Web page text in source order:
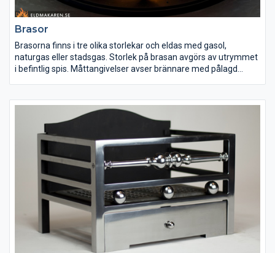
Brasor
Brasorna finns i tre olika storlekar och eldas med gasol,
naturgas eller stadsgas. Storlek på brasan avgörs av utrymmet
i befintlig spis. Måttangivelser avser brännare med pålagd